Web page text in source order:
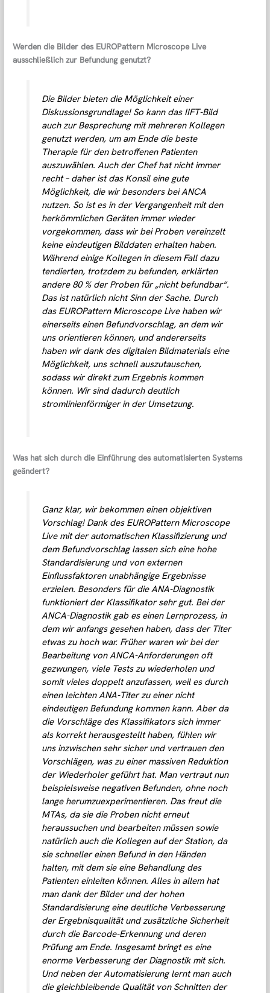
Werden die Bilder des EUROPattern Microscope Live
ausschließlich zur Befundung genutzt?
Die Bilder bieten die Möglichkeit einer
Diskussionsgrundlage! So kann das IIFT-Bild
auch zur Besprechung mit mehreren Kollegen
genutzt werden, um am Ende die beste
Therapie für den betroffenen Patienten
auszuwählen. Auch der Chef hat nicht immer
recht – daher ist das Konsil eine gute
Möglichkeit, die wir besonders bei ANCA
nutzen. So ist es in der Vergangenheit mit den
herkömmlichen Geräten immer wieder
vorgekommen, dass wir bei Proben vereinzelt
keine eindeutigen Bilddaten erhalten haben.
Während einige Kollegen in diesem Fall dazu
tendierten, trotzdem zu befunden, erklärten
andere 80 % der Proben für „nicht befundbar“.
Das ist natürlich nicht Sinn der Sache. Durch
das EUROPattern Microscope Live haben wir
einerseits einen Befundvorschlag, an dem wir
uns orientieren können, und andererseits
haben wir dank des digitalen Bildmaterials eine
Möglichkeit, uns schnell auszutauschen,
sodass wir direkt zum Ergebnis kommen
können. Wir sind dadurch deutlich
stromlinienförmiger in der Umsetzung.
Was hat sich durch die Einführung des automatisierten Systems
geändert?
Ganz klar, wir bekommen einen objektiven
Vorschlag! Dank des EUROPattern Microscope
Live mit der automatischen Klassifizierung und
dem Befundvorschlag lassen sich eine hohe
Standardisierung und von externen
Einflussfaktoren unabhängige Ergebnisse
erzielen. Besonders für die ANA-Diagnostik
funktioniert der Klassifikator sehr gut. Bei der
ANCA-Diagnostik gab es einen Lernprozess, in
dem wir anfangs gesehen haben, dass der Titer
etwas zu hoch war. Früher waren wir bei der
Bearbeitung von ANCA-Anforderungen oft
gezwungen, viele Tests zu wiederholen und
somit vieles doppelt anzufassen, weil es durch
einen leichten ANA-Titer zu einer nicht
eindeutigen Befundung kommen kann. Aber da
die Vorschläge des Klassifikators sich immer
als korrekt herausgestellt haben, fühlen wir
uns inzwischen sehr sicher und vertrauen den
Vorschlägen, was zu einer massiven Reduktion
der Wiederholer geführt hat. Man vertraut nun
beispielsweise negativen Befunden, ohne noch
lange herumzuexperimentieren. Das freut die
MTAs, da sie die Proben nicht erneut
heraussuchen und bearbeiten müssen sowie
natürlich auch die Kollegen auf der Station, da
sie schneller einen Befund in den Händen
halten, mit dem sie eine Behandlung des
Patienten einleiten können. Alles in allem hat
man dank der Bilder und der hohen
Standardisierung eine deutliche Verbesserung
der Ergebnisqualität und zusätzliche Sicherheit
durch die Barcode-Erkennung und deren
Prüfung am Ende. Insgesamt bringt es eine
enorme Verbesserung der Diagnostik mit sich.
Und neben der Automatisierung lernt man auch
die gleichbleibende Qualität von Schnitten der